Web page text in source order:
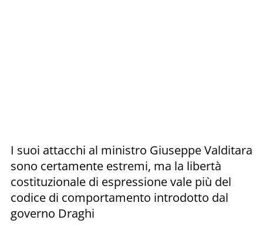
I suoi attacchi al ministro Giuseppe Valditara
sono certamente estremi, ma la libertà
costituzionale di espressione vale più del
codice di comportamento introdotto dal
governo Draghi